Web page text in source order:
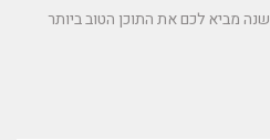
רידר הוא מאגר מאמרים שכבר 20 שנה מביא לכם את התוכן הטוב ביותר